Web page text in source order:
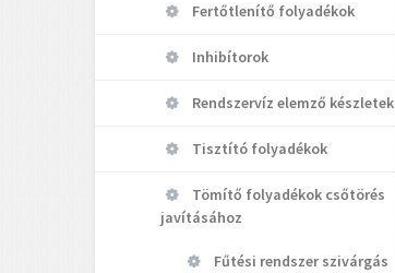
Fertőtlenítő folyadékok
Inhibítorok
Rendszervíz elemző készletek
Tisztító folyadékok
Tömítő folyadékok csőtörés
javításához
Fűtési rendszer szivárgás